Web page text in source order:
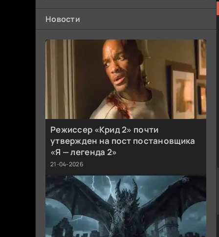
Новости
Режиссер «Крид 2» почти
утвержден на пост постановщика
«Я — легенда 2»
21-04-2026